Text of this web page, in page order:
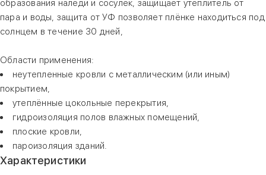
образования наледи и сосулек, защищает утеплитель от
пара и воды, защита от УФ позволяет плёнке находиться под
солнцем в течение 30 дней,
Области применения:
неутепленные кровли с металлическим (или иным)
покрытием,
утеплённые цокольные перекрытия,
гидроизоляция полов влажных помещений,
плоские кровли,
пароизоляция зданий.
Характеристики